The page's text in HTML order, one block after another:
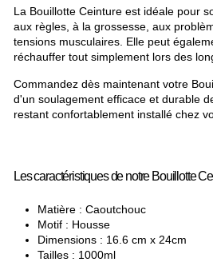
La Bouillotte Ceinture est idéale pour
aux règles, à la grossesse, aux
tensions musculaires. Elle peut
réchauffer tout simplement lors des
Commandez dès maintenant votre
d'un soulagement efficace et durable
restant confortablement installé chez
Les caractéristiques de notre Bouillotte
Matière : Caoutchouc
Motif : Housse
Dimensions : 16.6 cm x 24cm
Tailles : 1000ml